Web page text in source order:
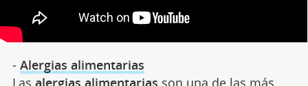
- Alergias alimentarias
Las alergias alimentarias son una de las más